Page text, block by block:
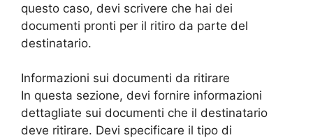
questo caso, devi scrivere che hai dei
documenti pronti per il ritiro da parte del
destinatario.
Informazioni sui documenti da ritirare
In questa sezione, devi fornire informazioni
dettagliate sui documenti che il destinatario
deve ritirare. Devi specificare il tipo di